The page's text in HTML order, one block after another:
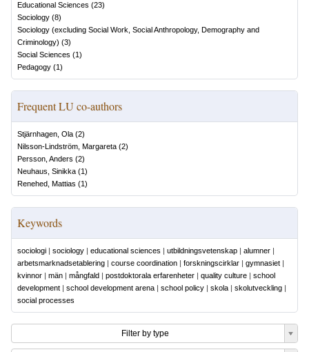
Educational Sciences (23)
Sociology (8)
Sociology (excluding Social Work, Social Anthropology, Demography and
Criminology) (3)
Social Sciences (1)
Pedagogy (1)
Frequent LU co-authors
Stjärnhagen, Ola (2)
Nilsson-Lindström, Margareta (2)
Persson, Anders (2)
Neuhaus, Sinikka (1)
Renehed, Mattias (1)
Keywords
sociologi | sociology | educational sciences | utbildningsvetenskap | alumner |
arbetsmarknadsetablering | course coordination | forskningscirklar | gymnasiet |
kvinnor | män | mångfald | postdoktorala erfarenheter | quality culture | school
development | school development arena | school policy | skola | skolutveckling |
social processes
Filter by type